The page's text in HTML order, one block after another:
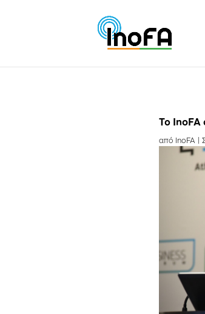
Το InoFA
από InoFA |